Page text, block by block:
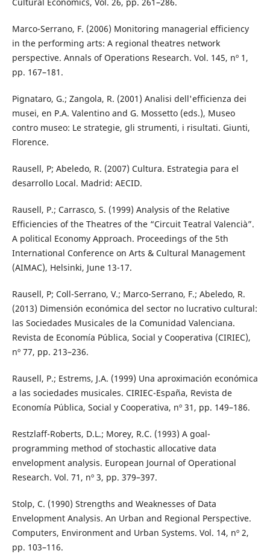
Marco-Serrano, F. (2006) Monitoring managerial efficiency
in the performing arts: A regional theatres network
perspective. Annals of Operations Research. Vol. 145, nº 1,
pp. 167–181.
Pignataro, G.; Zangola, R. (2001) Analisi dell'efficienza dei
musei, en P.A. Valentino and G. Mossetto (eds.), Museo
contro museo: Le strategie, gli strumenti, i risultati. Giunti,
Florence.
Rausell, P; Abeledo, R. (2007) Cultura. Estrategia para el
desarrollo Local. Madrid: AECID.
Rausell, P.; Carrasco, S. (1999) Analysis of the Relative
Efficiencies of the Theatres of the “Circuit Teatral Valencià”.
A political Economy Approach. Proceedings of the 5th
International Conference on Arts & Cultural Management
(AIMAC), Helsinki, June 13-17.
Rausell, P; Coll-Serrano, V.; Marco-Serrano, F.; Abeledo, R.
(2013) Dimensión económica del sector no lucrativo cultural:
las Sociedades Musicales de la Comunidad Valenciana.
Revista de Economía Pública, Social y Cooperativa (CIRIEC),
nº 77, pp. 213–236.
Rausell, P.; Estrems, J.A. (1999) Una aproximación económica
a las sociedades musicales. CIRIEC-España, Revista de
Economía Pública, Social y Cooperativa, nº 31, pp. 149–186.
Restzlaff-Roberts, D.L.; Morey, R.C. (1993) A goal-
programming method of stochastic allocative data
envelopment analysis. European Journal of Operational
Research. Vol. 71, nº 3, pp. 379–397.
Stolp, C. (1990) Strengths and Weaknesses of Data
Envelopment Analysis. An Urban and Regional Perspective.
Computers, Environment and Urban Systems. Vol. 14, nº 2,
pp. 103–116.